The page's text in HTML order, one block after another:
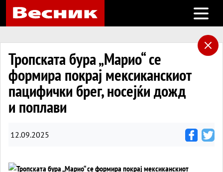
Open
Тропската бура „Марио“ се
формира покрај мексиканскиот
пацифички брег, носејќи дожд
и поплави
12.09.2025